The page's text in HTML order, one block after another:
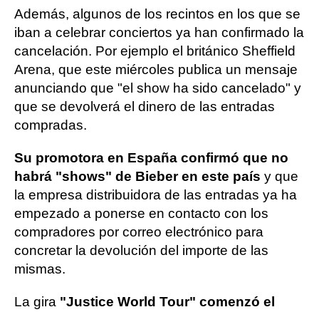
Además, algunos de los recintos en los que se
iban a celebrar conciertos ya han confirmado la
cancelación. Por ejemplo el británico Sheffield
Arena, que este miércoles publica un mensaje
anunciando que "el show ha sido cancelado" y
que se devolverá el dinero de las entradas
compradas.
Su promotora en España confirmó que no
habrá "shows" de Bieber en este país y que
la empresa distribuidora de las entradas ya ha
empezado a ponerse en contacto con los
compradores por correo electrónico para
concretar la devolución del importe de las
mismas.
La gira "Justice World Tour" comenzó el